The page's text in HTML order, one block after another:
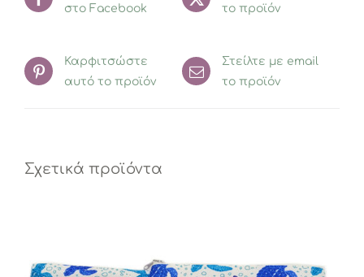
στο Facebook
το προϊόν
Καρφιτσώστε
αυτό το προϊόν
Στείλτε με email
το προϊόν
Σχετικά προϊόντα